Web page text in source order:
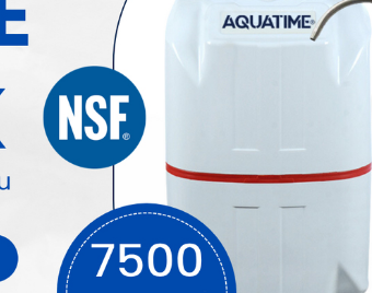
Purefer Çubuklu 10'' Post Karbon
Sertifikalı
₺294,00
Sepete Ekle
Pantech